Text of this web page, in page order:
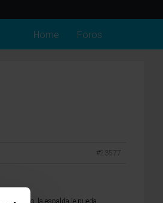
Home Foros
#23577
en peso, la espalda le pueda